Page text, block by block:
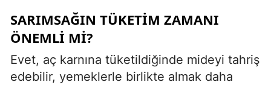
SARIMSAĞIN TÜKETIM ZAMANI
ÖNEMLI MI?
Evet, aç karnına tüketildiğinde mideyi tahriş
edebilir, yemeklerle birlikte almak daha